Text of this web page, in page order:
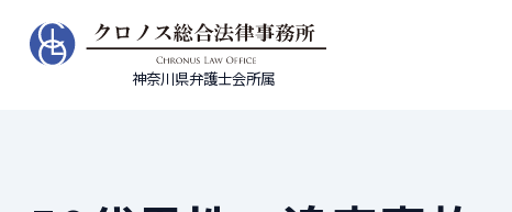
神奈川県弁護士会所属